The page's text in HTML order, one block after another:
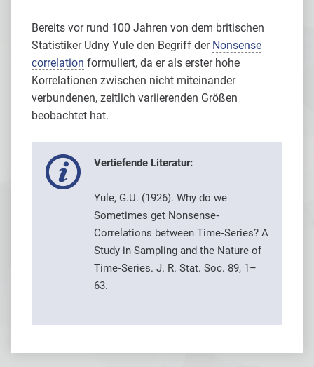
Bereits vor rund 100 Jahren von dem britischen
Statistiker Udny Yule den Begriff der Nonsense
correlation formuliert, da er als erster hohe
Korrelationen zwischen nicht miteinander
verbundenen, zeitlich variierenden Größen
beobachtet hat.
Vertiefende Literatur:
Yule, G.U. (1926). Why do we
Sometimes get Nonsense‐
Correlations between Time‐Series? A
Study in Sampling and the Nature of
Time‐Series. J. R. Stat. Soc. 89, 1–
63.